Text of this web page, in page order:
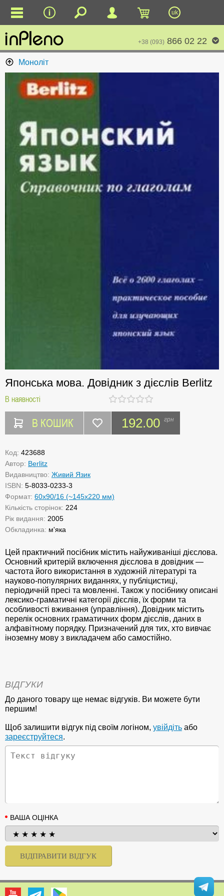
uk
+38 (093) 866 02 22
Моноліт
Японська мова. Довідник з дієслів Berlitz
В наявності
В КОШИК 192.00 грн
Код: 423688
Автор: Berlitz
Видавництво: Живий Язик
ISBN: 5-8033-0233-3
Формат: 60x90/16 (~145х220 мм)
Кількість сторінок: 224
Рік видання: 2005
Обкладинка: м'яка
Цей практичний посібник містить найуживаніші дієслова.
Основний критерій включення дієслова в довідник —
частота його використання в художній літературі та
науково-популярних виданнях, у публіцистиці,
періодичній пресі та мовленні. Також у посібнику описані
лексико-граматичні категорії дієслів, їх форми та
особливості вживання (управління). Довідник містить
перелік основних граматичних форм дієслів, даних в
алфавітному порядку. Призначений для тих, хто вивчає
іноземну мову з викладачем або самостійно.
ВІДГУКИ
До даного товару ще немає відгуків. Ви можете бути
першим!
Щоб залишити відгук під своїм логіном, увійдіть або
зареєструйтеся.
ВАША ОЦІНКА